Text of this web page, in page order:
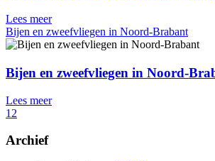
Lees meer
Bijen en zweefvliegen in Noord-Brabant
Bijen en zweefvliegen in Noord-
Lees meer
1 2
Archief